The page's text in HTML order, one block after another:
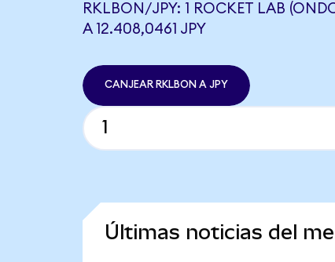
RKLBON/JPY: 1 ROCKET LAB
A 12.408,0461 JPY
CANJEAR RKLBON A JPY
Últimas noticias del